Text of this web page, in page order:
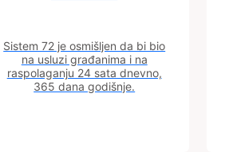
Sistem 72 je osmišljen da bi bio
na usluzi građanima i na
raspolaganju 24 sata dnevno,
365 dana godišnje.